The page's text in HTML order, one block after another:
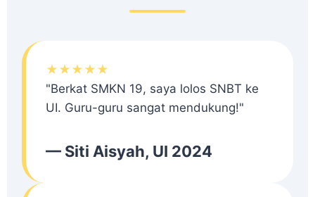
★★★★★
"Berkat SMKN 19, saya lolos SNBT ke
UI. Guru-guru sangat mendukung!"
— Siti Aisyah, UI 2024